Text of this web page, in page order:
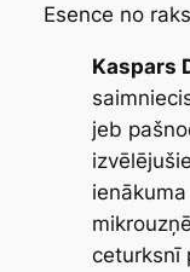
Esence no
Kaspars
jeb
ceturksnī